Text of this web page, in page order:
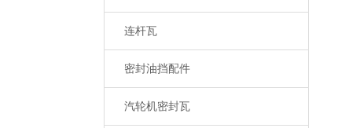
连杆瓦
密封油挡配件
汽轮机密封瓦